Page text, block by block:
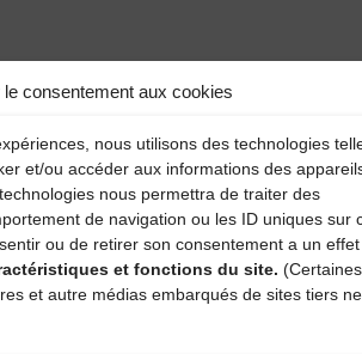
le consentement aux cookies
nous utilisons des technologies
et/ou accéder aux informations des
nous permettra de traiter des
de navigation ou les ID uniques sur
ou de retirer son consentement a un effet
et fonctions du site. (Certaines
et autre médias embarqués de sites tiers ne